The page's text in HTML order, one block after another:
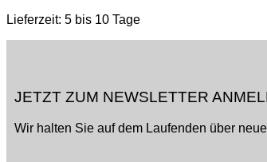
Lieferzeit: 5 bis 10 Tage
JETZT ZUM NEWSLETTER
Wir halten Sie auf dem Laufenden über